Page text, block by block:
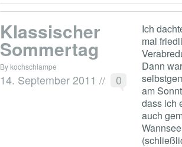
Klassischer
Sommertag
By kochschlampe
14. September 2011 // 0
Ich
mal
Dann
am
dass ich
auch